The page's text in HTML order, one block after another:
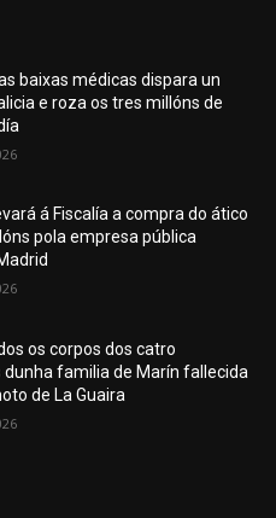
baixas médicas dispara un
e roza os tres millóns de
á Fiscalía a compra do ático
pola empresa pública
os corpos dos catro
familia de Marín fallecida
de La Guaira